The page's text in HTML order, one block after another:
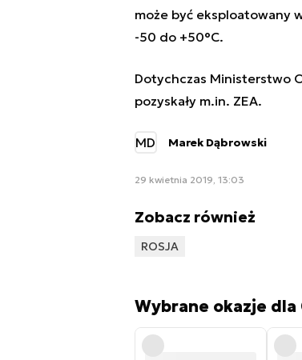
może być eksploatowany
-50 do +50°C.
Dotychczas Ministerstwo
pozyskały m.in. ZEA.
MD Marek Dąbrowski
29 kwietnia 2019, 13:03
Zobacz również
ROSJA
Wybrane okazje dla